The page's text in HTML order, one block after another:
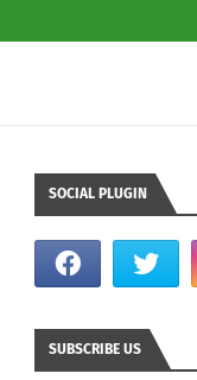
SOCIAL PLUGIN
SUBSCRIBE US